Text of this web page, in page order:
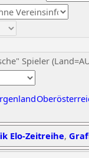
Spieler
Elo-Zeitreihe,